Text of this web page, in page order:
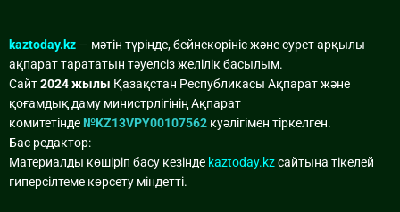
kaztoday.kz — мәтін түрінде, бейнекөрініс және сурет арқылы
ақпарат тарататын тәуелсіз желілік басылым.
Сайт2024 жылы Қазақстан Республикасы Ақпарат және
қоғамдық даму министрлігінің Ақпарат
комитетінде№KZ13VPY00107562 куәлігімен тіркелген.
Бас редактор:
Материалды көшіріп басу кезінде kaztoday.kzсайтына тікелей
гиперсілтеме көрсету міндетті.